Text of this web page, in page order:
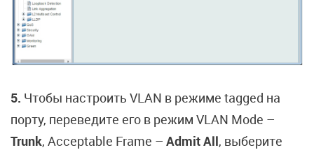
5. Чтобы настроить VLAN в режиме tagged на
порту, переведите его в режим VLAN Mode –
Trunk, Acceptable Frame – Admit All, выберите